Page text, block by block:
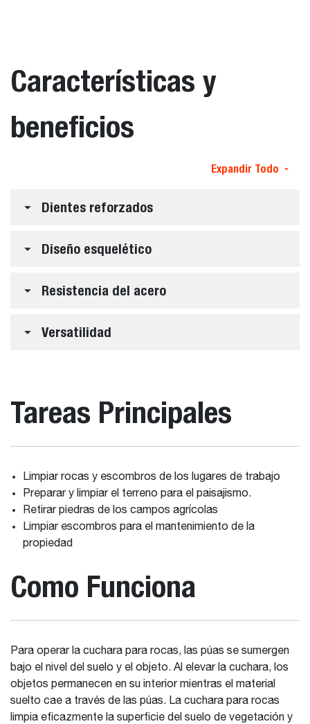
Características y
beneficios
Expandir Todo
Dientes reforzados
Diseño esquelético
Resistencia del acero
Versatilidad
Tareas Principales
Limpiar rocas y escombros de los lugares de trabajo
Preparar y limpiar el terreno para el paisajismo.
Retirar piedras de los campos agrícolas
Limpiar escombros para el mantenimiento de la
propiedad
Como Funciona
Para operar la cuchara para rocas, las púas se sumergen
bajo el nivel del suelo y el objeto. Al elevar la cuchara, los
objetos permanecen en su interior mientras el material
suelto cae a través de las púas. La cuchara para rocas
limpia eficazmente la superficie del suelo de vegetación y